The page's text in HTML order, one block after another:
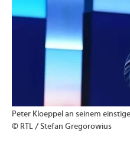
Peter Kloeppel an seinem
© RTL / Stefan Gregorowius